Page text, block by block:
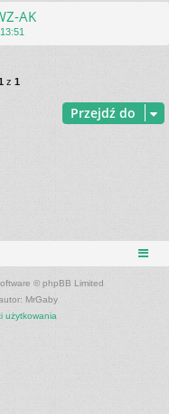
AK
z 1
Przejdź do
© phpBB Limited
MrGaby
użytkowania